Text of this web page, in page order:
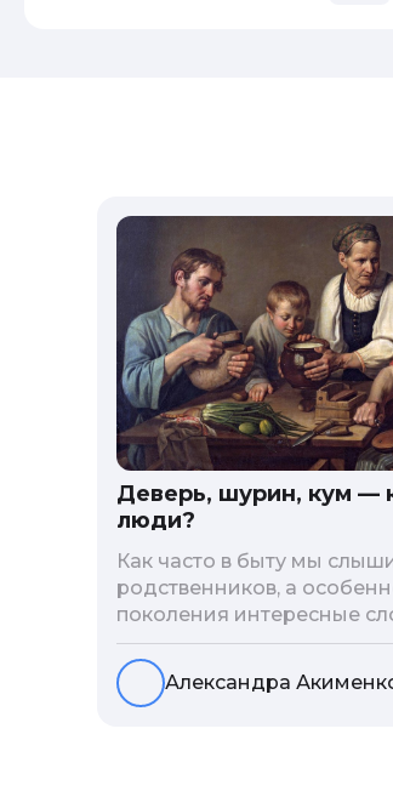
Деверь, шурин, кум —
люди?
Как часто в быту мы
родственников, а
поколения интересные
обозначающие того или
родственника. Мы
разобраться с этой
Александра